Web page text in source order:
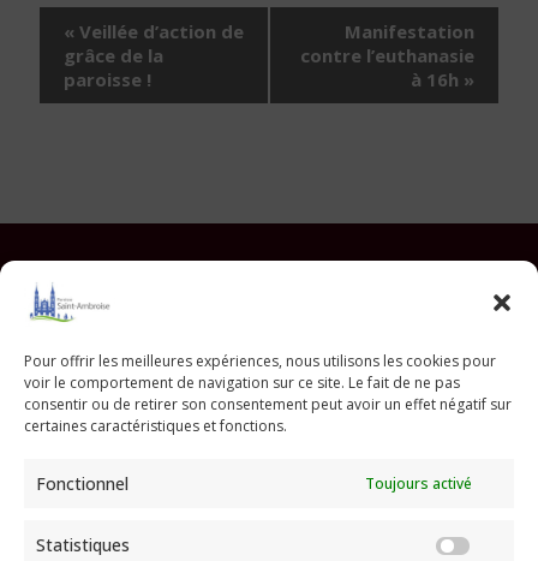
Pour offrir les meilleures expériences, nous utilisons les cookies pour
voir le comportement de navigation sur ce site. Le fait de ne pas
consentir ou de retirer son consentement peut avoir un effet négatif sur
certaines caractéristiques et fonctions.
Fonctionnel Toujours activé
Statistiques
Navigation
Évènement
« Veillée d’action de
grâce de la
paroisse !
Manifestation
contre l’euthanasie
à 16h »
Paroisse Saint Ambroise
33 avenue Parmentier - 75011 Paris
01 43 55 56 18